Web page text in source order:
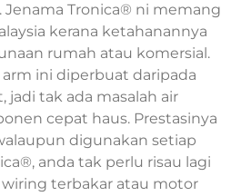
Jenama Tronica® ni memang
kerana ketahanannya
rumah atau komersial.
ini diperbuat daripada
jadi tak ada masalah air
cepat haus. Prestasinya
digunakan setiap
anda tak perlu risau lagi
wiring terbakar atau motor